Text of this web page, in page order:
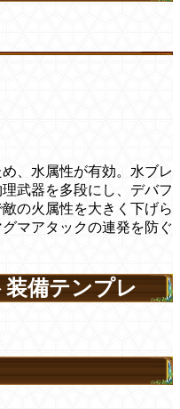
、水属性が有効。水ブレ
武器を多段にし、デバフ
の火属性を大きく下げら
マアタックの連発を防ぐ
備テンプレ